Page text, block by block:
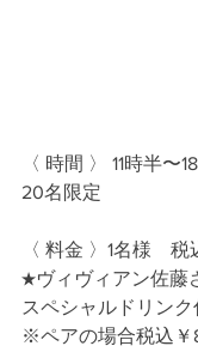
〈 時間 〉 11時半〜
20名限定
〈 料金 〉1名様　
★ヴィヴィアン佐藤
スペシャルドリンク
※ペアの場合税込￥